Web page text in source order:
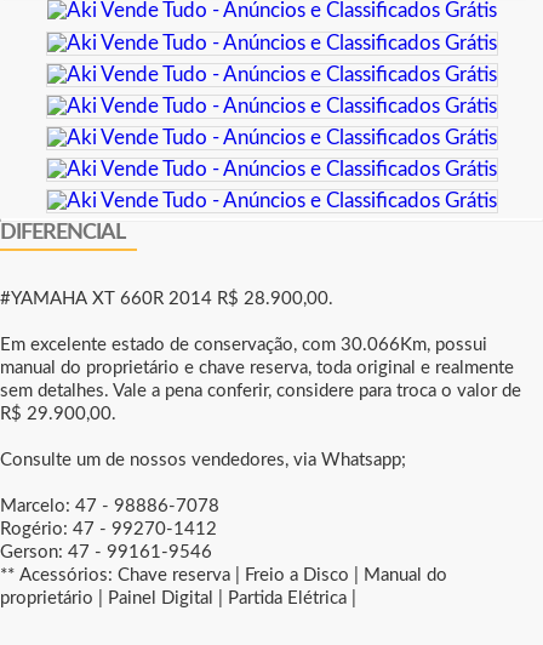
DIFERENCIAL
#YAMAHA XT 660R 2014 R$ 28.900,00.
Em excelente estado de conservação, com 30.066Km, possui
manual do proprietário e chave reserva, toda original e realmente
sem detalhes. Vale a pena conferir, considere para troca o valor de
R$ 29.900,00.
Consulte um de nossos vendedores, via Whatsapp;
Marcelo: 47 - 98886-7078
Rogério: 47 - 99270-1412
Gerson: 47 - 99161-9546
** Acessórios: Chave reserva | Freio a Disco | Manual do
proprietário | Painel Digital | Partida Elétrica |